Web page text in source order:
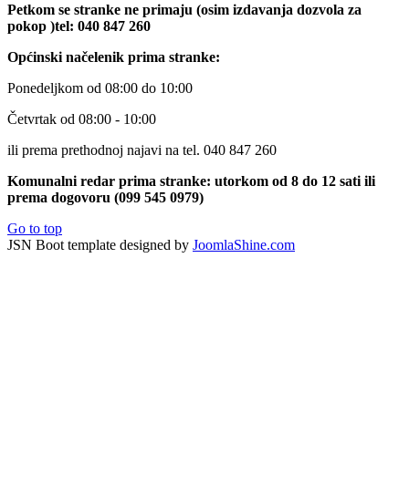
Petkom se stranke ne primaju (osim izdavanja dozvola za
pokop )tel: 040 847 260
Općinski načelenik prima stranke:
Ponedeljkom od 08:00 do 10:00
Četvrtak od 08:00 - 10:00
ili prema prethodnoj najavi na tel. 040 847 260
Komunalni redar prima stranke: utorkom od 8 do 12 sati ili
prema dogovoru (099 545 0979)
Go to top
JSN Boot template designed by JoomlaShine.com